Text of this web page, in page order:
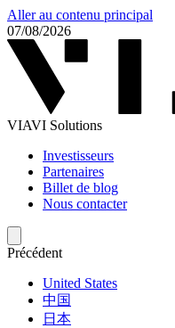
Aller au contenu principal
07/08/2026
VIAVI Solutions
Investisseurs
Partenaires
Billet de blog
Nous contacter
Précédent
United States
中国
日本